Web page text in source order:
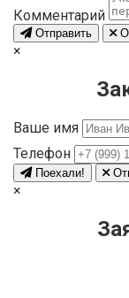
Комментарий
Отправить
×
Ваше имя
Телефон
Поехали!
×